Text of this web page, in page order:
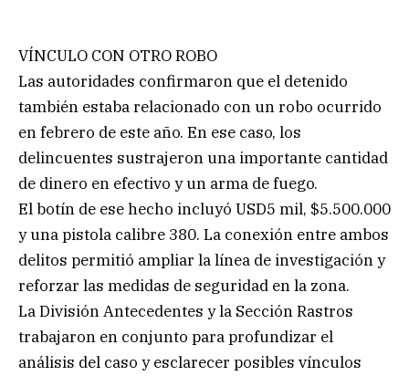
VÍNCULO CON OTRO ROBO
Las autoridades confirmaron que el detenido
también estaba relacionado con un robo ocurrido
en febrero de este año. En ese caso, los
delincuentes sustrajeron una importante cantidad
de dinero en efectivo y un arma de fuego.
El botín de ese hecho incluyó USD5 mil, $5.500.000
y una pistola calibre 380. La conexión entre ambos
delitos permitió ampliar la línea de investigación y
reforzar las medidas de seguridad en la zona.
La División Antecedentes y la Sección Rastros
trabajaron en conjunto para profundizar el
análisis del caso y esclarecer posibles vínculos